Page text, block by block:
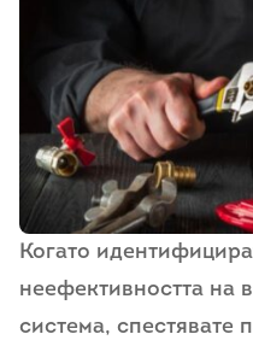
Когато
неефективността на
система, спестявате